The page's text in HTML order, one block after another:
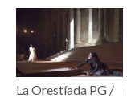
La Orestíada PG /